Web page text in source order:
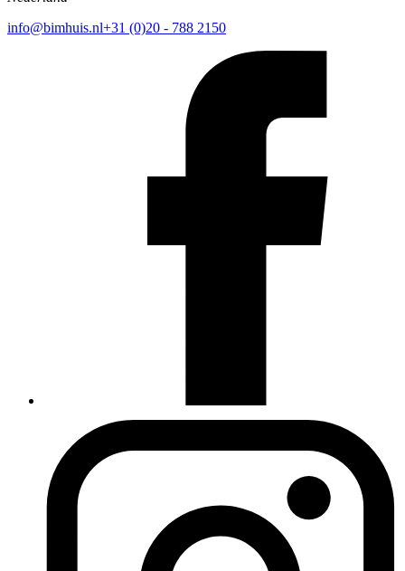
info@bimhuis.nl+31 (0)20 - 788 2150